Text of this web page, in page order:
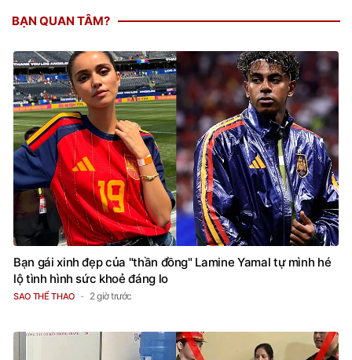
BẠN QUAN TÂM?
Bạn gái xinh đẹp của "thần đồng" Lamine Yamal tự mình hé
lộ tình hình sức khoẻ đáng lo
SAO THỂ THAO 2 giờ trước